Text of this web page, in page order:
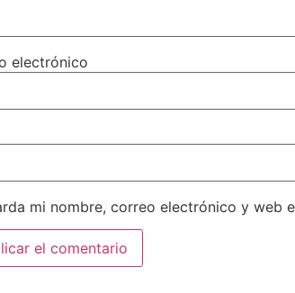
electrónico
mi nombre, correo electrónico y web